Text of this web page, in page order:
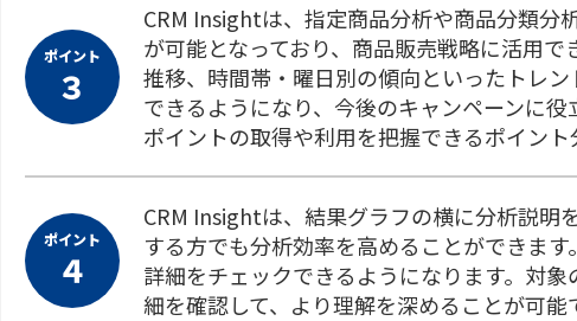
ポイント
３
CRM Insightは、指定商品分析や商品分類分
が可能となっており、商品販売戦略に活用
推移、時間帯・曜日別の傾向といったトレ
できるようになり、今後のキャンペーンに役
ポイントの取得や利用を把握できるポイン
ポイント
４
CRM Insightは、結果グラフの横に分析説明
する方でも分析効率を高めることができま
詳細をチェックできるようになります。対
細を確認して、より理解を深めることが可能